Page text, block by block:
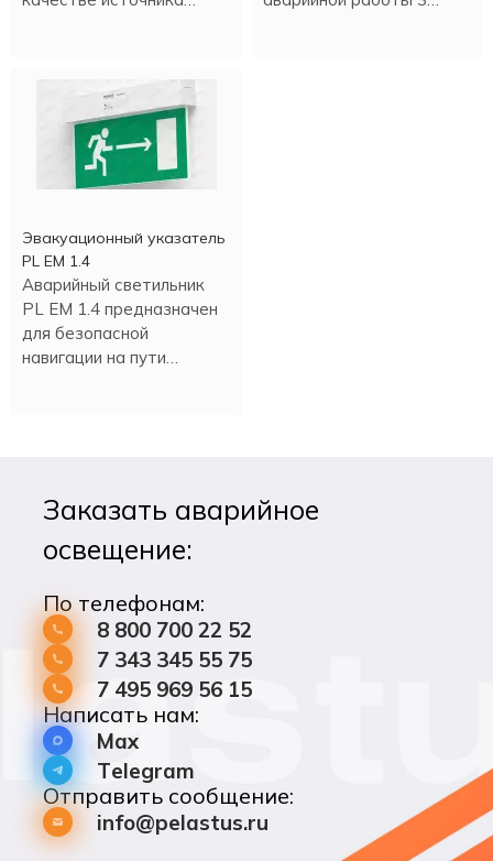
Эвакуационный указатель
PL EM 1.4
Аварийный светильник
PL EM 1.4 предназначен
для безопасной
навигации на пути
Заказать аварийное
освещение:
По телефонам:
8 800 700 22 52
7 343 345 55 75
7 495 969 56 15
Написать нам:
Max
Telegram
Отправить сообщение:
info@pelastus.ru